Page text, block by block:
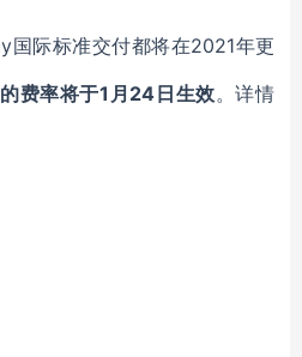
国际标准交付都将在2021年更
费率将于1月24日生效。详情